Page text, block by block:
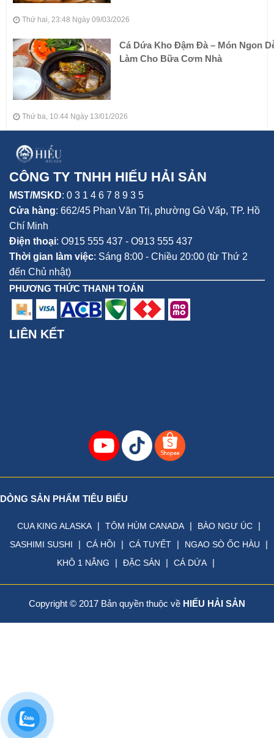
Thứ hai, 23:48 Ngày 09/03/2026
Cá Dứa Kho Đậm Đà – Món Ngon
Làm Cho Bữa Cơm Nhà
Thứ ba, 10:44 Ngày 13/01/2026
CÔNG TY TNHH HIẾU HẢI SẢN
MST/MSKD: 0 3 1 4 6 7 8 9 3 5
Cửa hàng: 662/45 Phan Văn Trị, phường Gò Vấp, TP. Hồ
Chí Minh
Điện thoại: O915 555 437 - O913 555 437
Thời gian làm việc: Sáng 8:00 - Chiều 20:00 (từ Thứ 2
đến Chủ nhật)
PHƯƠNG THỨC THANH TOÁN
LIÊN KẾT
DÒNG SẢN PHẨM TIÊU BIỂU
CUA KING ALASKA | TÔM HÙM CANADA | BÀO NGƯ ÚC |
SASHIMI SUSHI | CÁ HỒI | CÁ TUYẾT | NGAO SÒ ỐC HÀU |
KHÔ 1 NẮNG | ĐẶC SẢN | CÁ DỨA |
Copyright © 2017 Bản quyền thuộc về HIẾU HẢI SẢN